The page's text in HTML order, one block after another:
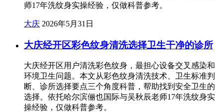
师17年洗纹身实操经验，仅做科普参考。
大庆 2026年5月31日
大庆经开区彩色纹身清洗选择卫生干净的诊所
大庆经开区用户清洗彩色纹身，最担心设备交叉感染和
环境卫生问题。本文从彩色纹身清洗技术、卫生标准判
断、诊所选择要点三个角度科普，帮助找到安全卫生的
选择。依托哈尔滨俪也国际与吴秋辰老师17年洗纹身实
操经验，仅做科普参考。